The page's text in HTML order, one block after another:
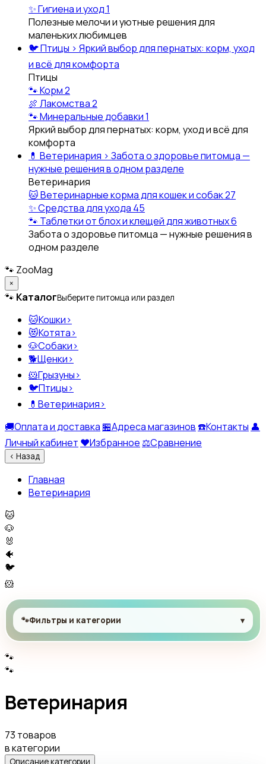
✨Гигиена и уход1
Полезные мелочи и уютные решения для
маленьких любимцев
🐦Птицы › Яркий выбор для пернатых: корм, уход
и всё для комфорта
Птицы
🐾Корм2
🍖 Лакомства2
🐾Минеральные добавки1
Яркий выбор для пернатых: корм, уход и всё для
комфорта
💊 Ветеринария › Забота о здоровье питомца —
нужные решения в одном разделе
Ветеринария
🐱Ветеринарные корма для кошек и собак27
✨Средства для ухода 45
🐾 Таблетки от блох и клещей для животных6
Забота о здоровье питомца — нужные решения в
одном разделе
🐾 ZooMag
×
🐾 КаталогВыберите питомца или раздел
🐱Кошки›
😻Котята›
🐶Собаки›
🐕Щенки›
🐹Грызуны›
🐦Птицы›
💊 Ветеринария›
🚚Оплата и доставка 🏪Адреса магазинов☎️Контакты 👤
Личный кабинет ❤️Избранное ⚖️Сравнение
‹ Назад
Главная
Ветеринария
🐱
🐶
🐰
🐠
🐦
🐹
🐾Фильтры и категории ▾
🐾
🐾
Ветеринария
73 товаров
в категории
Описание категории